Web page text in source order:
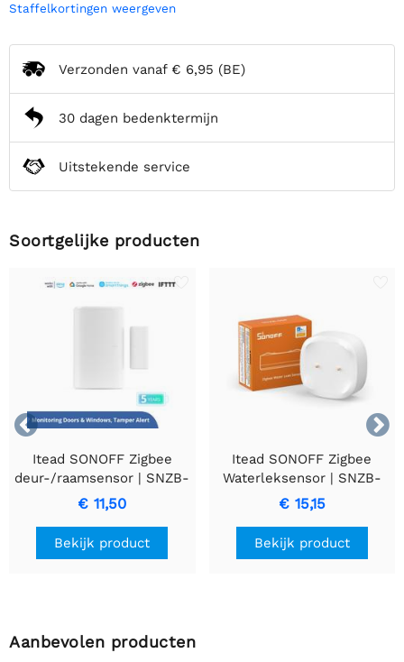
Staffelkortingen weergeven
Verzonden vanaf € 6,95 (BE)
30 dagen bedenktermijn
Uitstekende service
Soortgelijke producten


Itead SONOFF Zigbee
deur-/raamsensor | SNZB-
04P
€ 11,50
Bekijk product
Itead SONOFF Zigbee
Waterleksensor | SNZB-
05P | met kabel
€ 15,15
Bekijk product
Aanbevolen producten